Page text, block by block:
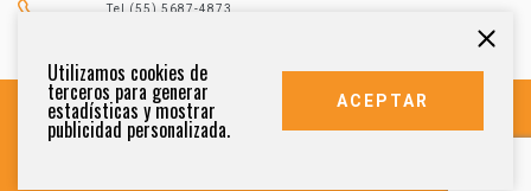
Tel (55) 5687-4873
Utilizamos cookies de
terceros para generar
estadísticas y mostrar
publicidad personalizada.
ACEPTAR